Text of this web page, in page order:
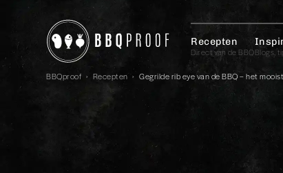
Recepten
Direct van de BBQBlogs,
BBQproof › Recepten ›